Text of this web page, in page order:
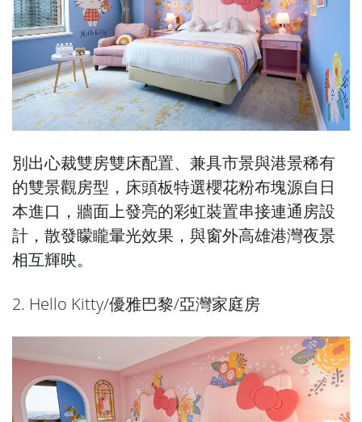
別出心裁雙房雙床配置、兼具市景與港景稀有
的雙景觀房型，床頭板特選櫻花粉布塊源自日
本進口，牆面上發亮的彩虹裝置串接連通房設
計，散發矇矓暈光效果，與窗外高雄港灣夜景
相互輝映。
2. Hello Kitty/優雅巴黎/亞灣家庭房